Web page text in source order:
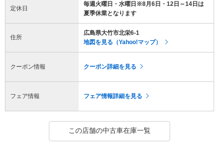
定休日
毎週火曜日・水曜日※8月6日・12日～14日は
夏季休業となります
住所
広島県大竹市北栄6-1
地図を見る（Yahoo!マップ）
クーポン情報 クーポン詳細を見る
フェア情報 フェア情報詳細を見る
この店舗の中古車在庫一覧